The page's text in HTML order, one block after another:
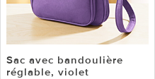
Sac avec bandoulière
réglable, violet